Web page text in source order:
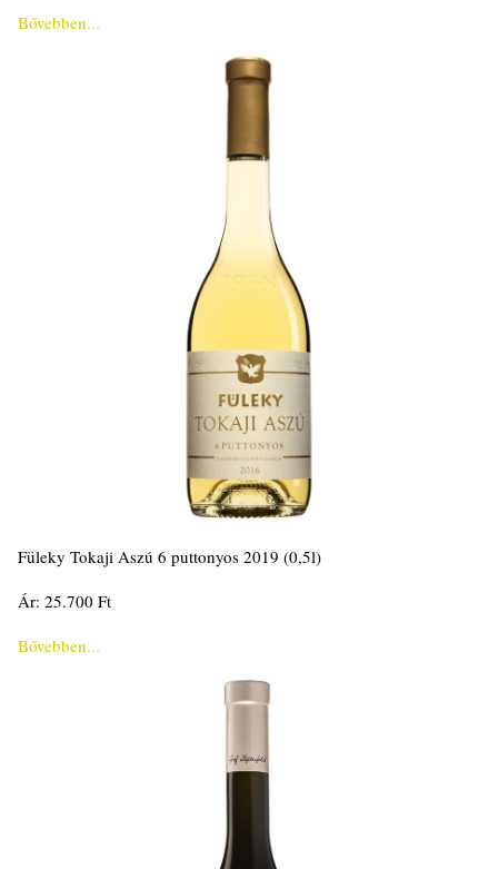
Bővebben...
Füleky Tokaji Aszú 6 puttonyos 2019 (0,5l)
Ár: 25.700 Ft
Bővebben...